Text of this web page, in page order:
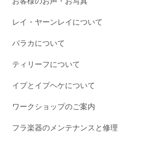
レイ・ヤーンレイについて
パラカについて
ティリーフについて
イプとイプヘケについて
ワークショップのご案内
フラ楽器のメンテナンスと修理